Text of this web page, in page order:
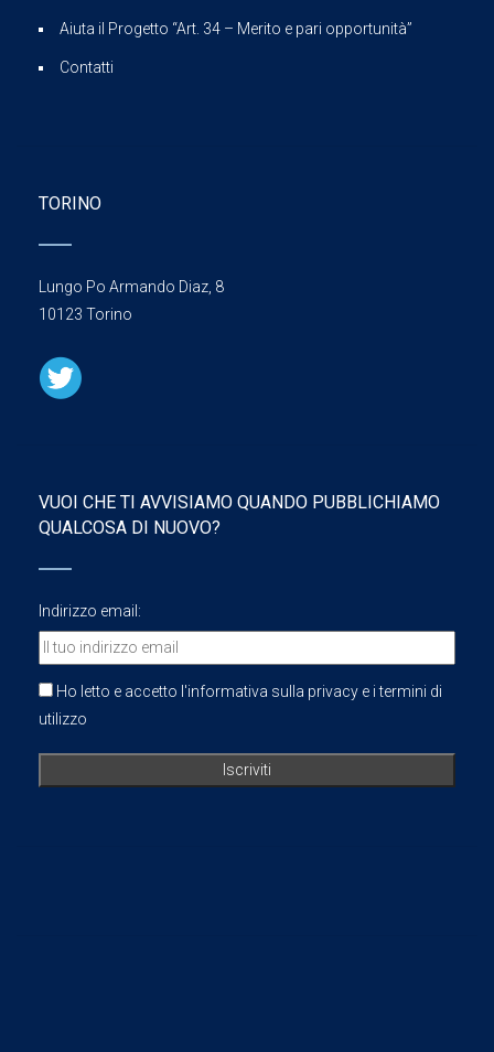
Aiuta il Progetto “Art. 34 – Merito e pari opportunità”
Contatti
TORINO
Lungo Po Armando Diaz, 8
10123 Torino
VUOI CHE TI AVVISIAMO QUANDO PUBBLICHIAMO
QUALCOSA DI NUOVO?
Indirizzo email:
Ho letto e accetto l'informativa sulla privacy e i termini di
utilizzo